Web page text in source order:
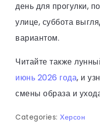
день для прогулки,
улице, суббота
вариантом.
Читайте также
июнь 2026 года, и
смены образа и
Categories: Херсон